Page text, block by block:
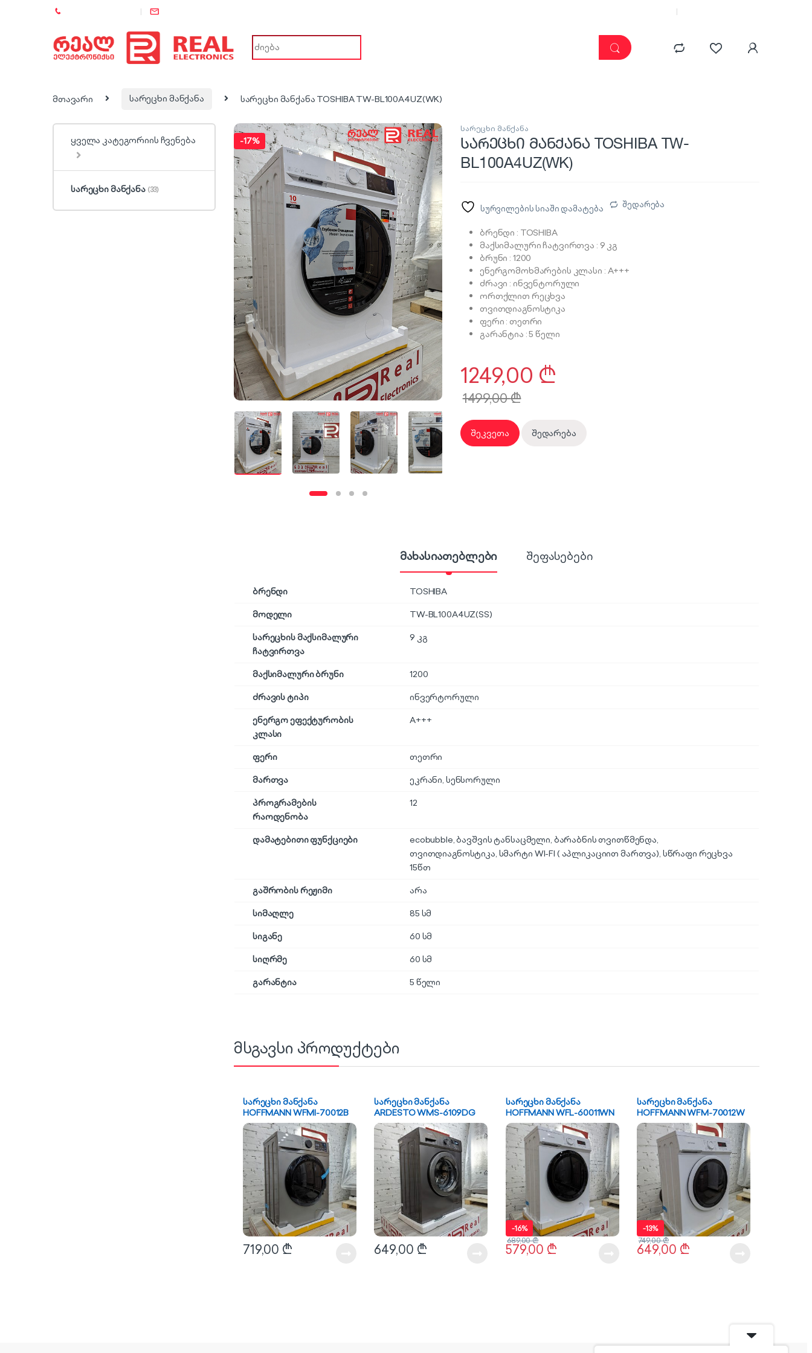
Search for:
მთავარი სარეცხი მანქანა სარეცხი მანქანა TOSHIBA TW-BL100A4UZ(WK)
-17%
სარეცხი მანქანა
სარეცხი მანქანა TOSHIBA TW-
BL100A4UZ(WK)
სურვილების სიაში დამატება შედარება
ბრენდი : TOSHIBA
მაქსიმალური ჩატვირთვა : 9 კგ
ბრუნი : 1200
ენერგომოხმარების კლასი : A+++
ძრავი : ინვენტორული
ორთქლით რეცხვა
თვითდიაგნოსტიკა
ფერი : თეთრი
გარანტია : 5 წელი
1249,00 ₾
1499,00₾
შეკვეთა შედარება
მახასიათებლები შეფასებები
ბრენდი
TOSHIBA
მოდელი
TW-BL100A4UZ(SS)
სარეცხის მაქსიმალური
ჩატვირთვა
9 კგ
მაქსიმალური ბრუნი
1200
ძრავის ტიპი
ინვერტორული
ენერგო ეფექტურობის
კლასი
A+++
ფერი
თეთრი
მართვა
ეკრანი, სენსორული
პროგრამების
რაოდენობა
12
დამატებითი ფუნქციები
ecobubble, ბავშვის ტანსაცმელი, ბარაბნის თვითწმენდა,
თვითდიაგნოსტიკა, სმარტი WI-FI ( აპლიკაციით მართვა), სწრაფი რეცხვა
15წთ
გაშრობის რეჟიმი
არა
სიმაღლე
85 სმ
სიგანე
60 სმ
სიღრმე
60 სმ
გარანტია
5 წელი
მსგავსი პროდუქტები
სარეცხი მანქანა
HOFFMANN WFMI-70012B
719,00 ₾
სარეცხი მანქანა
ARDESTO WMS-6109DG
649,00 ₾
სარეცხი მანქანა
HOFFMANN WFL-60011WN
-16%
579,00 ₾
689,00₾
სარეცხი მანქანა
HOFFMANN WFM-70012W
-13%
649,00 ₾
749,00₾
ყველა კატეგორიის ჩვენება
სარეცხი მანქანა (33)